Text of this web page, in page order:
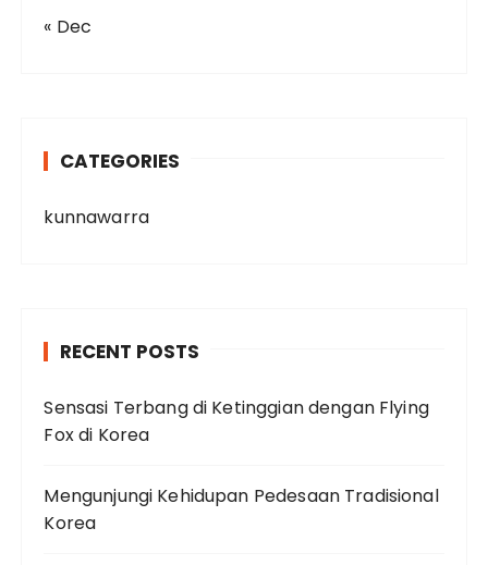
« Dec
CATEGORIES
kunnawarra
RECENT POSTS
Sensasi Terbang di Ketinggian dengan Flying
Fox di Korea
Mengunjungi Kehidupan Pedesaan Tradisional
Korea